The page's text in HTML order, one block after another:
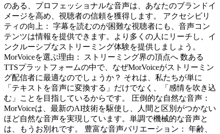
のある、プロフェッショナルな音声は、あなたのブランドイ
メージを高め、視聴者の信頼を獲得します。 アクセシビリ
ティの向上： 字幕を読むのが困難な視聴者にも、音声コン
テンツは情報を提供できます。より多くの人にリーチし、イ
ンクルーシブなストリーミング体験を提供しましょう。
MorVoiceを選ぶ理由： ストリーミング界の頂点へ 数ある
TTSプラットフォームの中で、なぜMorVoiceがストリーミン
グ配信者に最適なのでしょうか？ それは、私たちが単に
「テキストを音声に変換する」だけでなく、「感情を吹き込
む」ことを目指しているからです。 圧倒的な自然な音声：
MorVoiceは、最新のAI技術を駆使し、人間と区別がつかない
ほど自然な音声を実現しています。単調で機械的な音声と
は、もうお別れです。 豊富な音声バリエーション： 年齢、